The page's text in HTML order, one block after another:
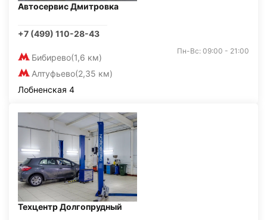
Автосервис Дмитровка
+7 (499) 110-28-43
Бибирево(1,6 км)
Алтуфьево(2,35 км)
Пн-Вс: 09:00 - 21:00
Лобненская 4
Техцентр Долгопрудный